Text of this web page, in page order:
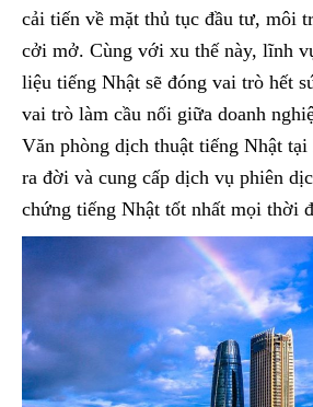
cải tiến về mặt thủ tục đầu tư, môi
cởi mở. Cùng với xu thế này, lĩnh
liệu tiếng Nhật sẽ đóng vai trò hết
vai trò làm cầu nối giữa doanh
Văn phòng dịch thuật tiếng Nhật
ra đời và cung cấp dịch vụ phiên
chứng tiếng Nhật tốt nhất mọi thời